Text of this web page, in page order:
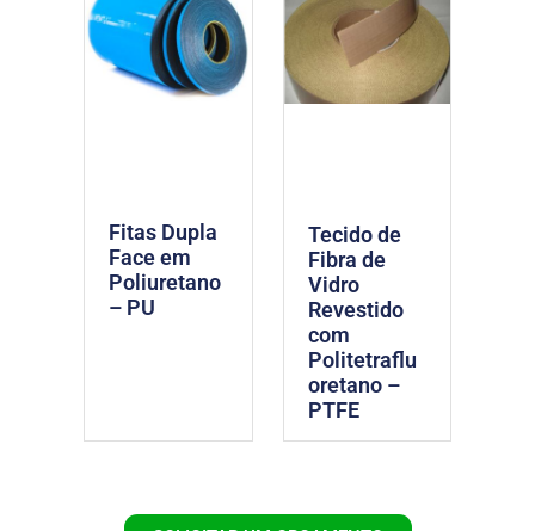
Fitas Dupla
Face em
Poliuretano
– PU
Tecido de
Fibra de
Vidro
Revestido
com
Politetraflu
oretano –
PTFE